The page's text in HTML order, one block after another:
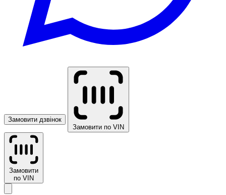
Замовити дзвінок
Замовити по VIN
Замовити
по VIN